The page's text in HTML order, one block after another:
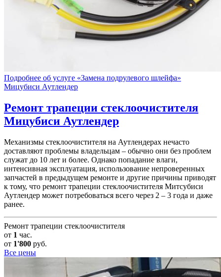
Подробнее об услуге «Замена подрулевого шлейфа»
Мицубиси Аутлендер
Ремонт трапеции стеклоочистителя
Мицубиси Аутлендер
Механизмы стеклоочистителя на Аутлендерах нечасто
доставляют проблемы владельцам – обычно они без проблем
служат до 10 лет и более. Однако попадание влаги,
интенсивная эксплуатация, использование непроверенных
запчастей в предыдущем ремонте и другие причины приводят
к тому, что ремонт трапеции стеклоочистителя Митсубиси
Аутлендер может потребоваться всего через 2 – 3 года и даже
ранее.
Ремонт трапеции стеклоочистителя
от 1 час.
от 1'800 руб.
Все цены